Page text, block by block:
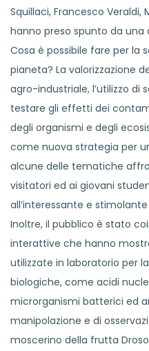
Squillaci, Francesco Veraldi,
hanno preso spunto da
Cosa è possibile fare per la
pianeta? La valorizzazione
agro-industriale, l’utilizzo di
testare gli effetti dei
degli organismi e degli
come nuova strategia per
alcune delle tematiche
visitatori ed ai giovani
all’interessante e
Inoltre, il pubblico è stato
interattive che hanno
utilizzate in laboratorio per
biologiche, come acidi
microrganismi batterici ed
manipolazione e di
moscerino della frutta